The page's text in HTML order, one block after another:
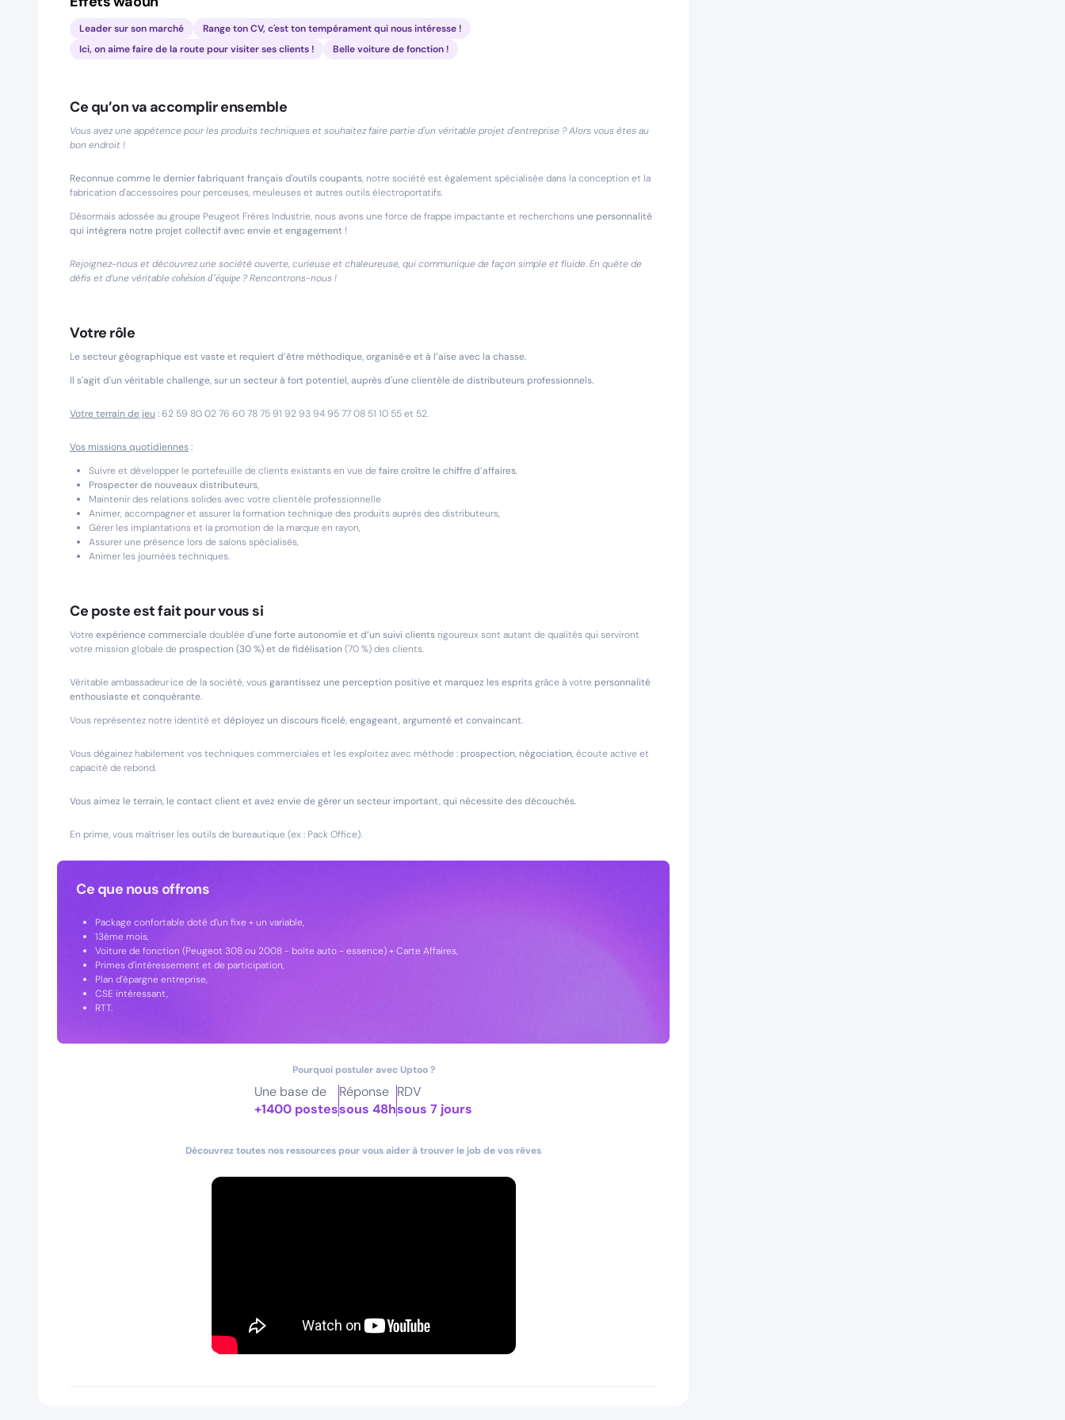
Leader sur son marché
Range ton CV, c'est ton tempérament qui nous intéresse !
Ici, on aime faire de la route pour visiter ses clients !
Belle voiture de fonction !
Ce qu’on va accomplir ensemble
Vous avez une appétence pour les produits techniques et souhaitez faire partie d'un véritable projet d'entreprise ? Alors vous êtes au
bon endroit !
Reconnue comme le dernier fabriquant français d'outils coupants, notre société est également spécialisée dans la conception et la
fabrication d'accessoires pour perceuses, meuleuses et autres outils électroportatifs.
Désormais adossée au groupe Peugeot Frères Industrie, nous avons une force de frappe impactante et recherchonsune personnalité
qui intégrera notre projet collectif avec envie et engagement !
Rejoignez-nous et découvrez une société ouverte, curieuse et chaleureuse, qui communique de façon simple et fluide. En quête de
défis et d’une véritable cohésion d’équipe ? Rencontrons-nous !
Votre rôle
Le secteur géographique est vaste et requiert d’être méthodique, organisé·e et à l’aise avec la chasse.
Il s'agit d'un véritable challenge, sur un secteur à fort potentiel, auprès d'une clientèle de distributeurs professionnels.
Votre terrain de jeu :62 59 80 02 76 60 78 75 91 92 93 94 95 77 08 51 10 55 et 52.
Vos missions quotidiennes:
Suivre et développer le portefeuille de clients existants en vue de faire croître le chiffre d’affaires,
Prospecter de nouveaux distributeurs,
Maintenir des relations solides avec votre clientèle professionnelle
Animer, accompagner et assurer la formation technique des produits auprès des distributeurs,
Gérer les implantations et la promotion de la marque en rayon,
Assurer une présence lors de salons spécialisés,
Animer les journées techniques.
Ce poste est fait pour vous si
Votre expérience commercialedoublée d'une forte autonomie et d’un suivi clients rigoureux sont autant de qualités qui serviront
votre mission globale de prospection (30 %) et de fidélisation (70 %) des clients.
Véritable ambassadeur·ice de la société, vousgarantissez une perception positive et marquez les espritsgrâce à votre personnalité
enthousiaste et conquérante.
Vous représentez notre identité et déployez un discours ficelé, engageant, argumenté et convaincant.
Vous dégainez habilement vos techniques commerciales et les exploitez avec méthode : prospection, négociation, écoute active et
capacité de rebond.
Vous aimez le terrain, le contact client et avez envie de gérer un secteur important, qui nécessite des découchés.
En prime, vous maîtriser les outils de bureautique (ex : Pack Office).
Ce que nous offrons
Package confortable doté d’un fixe + un variable,
13ème mois,
Voiture de fonction (Peugeot 308 ou 2008 - boîte auto - essence) + Carte Affaires,
Primes d’intéressement et de participation,
Plan d’épargne entreprise,
CSE intéressant,
RTT.
Pourquoi postuler avec Uptoo ?
Une base de
+1400 postes
Réponse
sous 48h
RDV
sous 7 jours
Découvrez toutes nos ressources pour vous aider à trouver le job de vos rêves